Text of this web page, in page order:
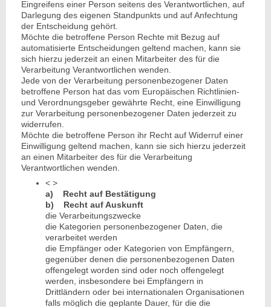
Eingreifens einer Person seitens des Verantwortlichen, auf
Darlegung des eigenen Standpunkts und auf Anfechtung
der Entscheidung gehört.
Möchte die betroffene Person Rechte mit Bezug auf
automatisierte Entscheidungen geltend machen, kann sie
sich hierzu jederzeit an einen Mitarbeiter des für die
Verarbeitung Verantwortlichen wenden.
Jede von der Verarbeitung personenbezogener Daten
betroffene Person hat das vom Europäischen Richtlinien-
und Verordnungsgeber gewährte Recht, eine Einwilligung
zur Verarbeitung personenbezogener Daten jederzeit zu
widerrufen.
Möchte die betroffene Person ihr Recht auf Widerruf einer
Einwilligung geltend machen, kann sie sich hierzu jederzeit
an einen Mitarbeiter des für die Verarbeitung
Verantwortlichen wenden.
< >
a) Recht auf Bestätigung
b) Recht auf Auskunft
die Verarbeitungszwecke
die Kategorien personenbezogener Daten, die
verarbeitet werden
die Empfänger oder Kategorien von Empfängern,
gegenüber denen die personenbezogenen Daten
offengelegt worden sind oder noch offengelegt
werden, insbesondere bei Empfängern in
Drittländern oder bei internationalen Organisationen
falls möglich die geplante Dauer, für die die